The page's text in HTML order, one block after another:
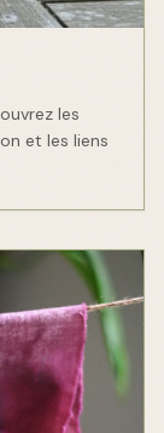
les
et les liens